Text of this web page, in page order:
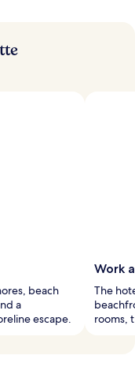
beach
a
escape.
Work
The
rooms,